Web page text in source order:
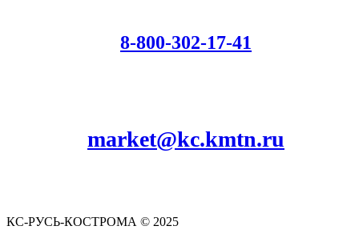
8-800-302-17-41
market@kc.kmtn.ru
КС-РУСЬ-КОСТРОМА © 2025